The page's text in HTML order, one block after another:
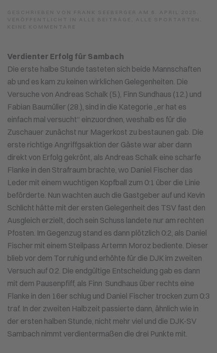
SAMBACH
Verdienter Erfolg für Sambach
Die erste halbe Stunde tasteten sich beide Mannschaften
ab und es kam zu keinen wirklichen Gelegenheiten. Die
Versuche von Andreas Schalk (5.), Finn Sundhaus (12.) und
Fabian Baumüller (28.), sind in die Kategorie „er hat es
einfach mal versucht“ einzuordnen, weshalb es für die
Zuschauer zunächst nur Magerkost zu bestaunen gab. Die
erste richtige Angriffgsaktion der Gäste war aber dann
direkt von Erfolg gekrönt, als Andreas Schalk eine scharfe
Flanke in den Strafraum brachte, wo Daniel Fischer das
Leder mit einem wuchtigen Kopfball zum 0:1 über die Linie
beförderte. Nun wachten auch die Gastgeber auf und Kevin
Schlicht hätte mit der ersten Gelegenheit des TSV fast den
Ausgleich erzielt, doch sein Schuss landete nur am rechten
Pfosten. Im Gegenzug stand es dann plötzlich 0:2, als Daniel
Fischer mit einem Steilpass Artemn Moroz bediente. Dieser
blieb vor dem Tor ruhig und erhöhte für die DJK im zweiten
Versuch auf 0:2. Die endgültige Entscheidung gab es dann
mit dem Pausenpfiff, als Finn Sundhaus über rechts eine
Flanke in den 16er schlug und Daniel Fischer trocken zum 0:3
traf. In der zweiten Halbzeit passierte dann, ähnlich wie in
der ersten halben Stunde, nicht mehr viel und die DJK-SV
Sambach nimmt verdientermaßen die drei Punkte mit.